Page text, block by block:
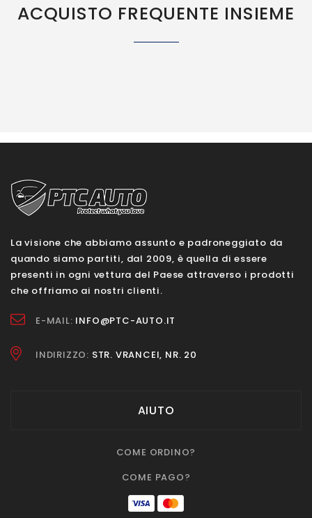
ACQUISTO FREQUENTE INSIEME
La visione che abbiamo assunto e padroneggiato da
quando siamo partiti, dal 2009, è quella di essere
presenti in ogni vettura del Paese attraverso i prodotti
che offriamo ai nostri clienti.
E-MAIL: INFO@PTC-AUTO.IT
INDIRIZZO: STR. VRANCEI, NR. 20
AIUTO
COME ORDINO?
COME PAGO?